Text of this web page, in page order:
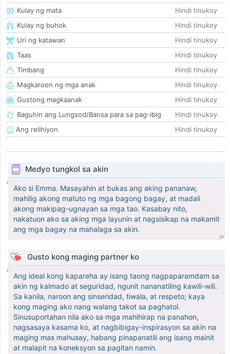
Kulay ng mata
Hindi tinukoy
Kulay ng buhok
Hindi tinukoy
Uri ng katawan
Hindi tinukoy
Taas
Hindi tinukoy
Timbang
Hindi tinukoy
Magkaroon ng mga anak
Hindi tinukoy
Gustong magkaanak
Hindi tinukoy
Baguhin ang Lungsod/Bansa para sa pag-ibig
Hindi tinukoy
Ang relihiyon
Hindi tinukoy
Medyo tungkol sa akin
Ako si Emma. Masayahin at bukas ang aking pananaw,
mahilig akong matuto ng mga bagong bagay, at madali
akong makipag-ugnayan sa mga tao. Kasabay nito,
nakatuon ako sa aking mga layunin at nagsisikap na makamit
ang mga bagay na mahalaga sa akin.
Gusto kong maging partner ko
Ang ideal kong kapareha ay isang taong nagpaparamdam sa
akin ng kalmado at seguridad, ngunit nananatiling kawili-wili.
Sa kanila, naroon ang sinseridad, tiwala, at respeto; kaya
kong maging ako nang walang takot sa paghatol.
Sinusuportahan nila ako sa mga mahihirap na panahon,
nagsasaya kasama ko, at nagbibigay-inspirasyon sa akin na
maging mas mahusay, habang pinapanatili ang isang mainit
at malapit na koneksyon sa pagitan namin.